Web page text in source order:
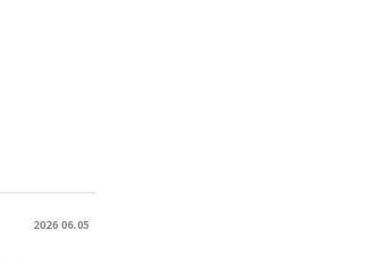
2026 06.05